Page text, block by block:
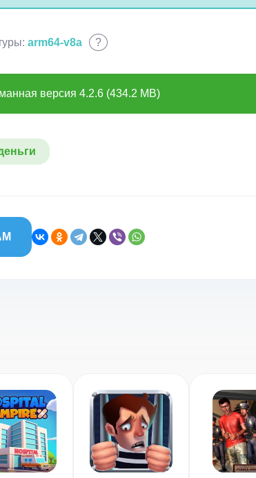
arm64-v8a ?
версия 4.2.6 (434.2 MB)